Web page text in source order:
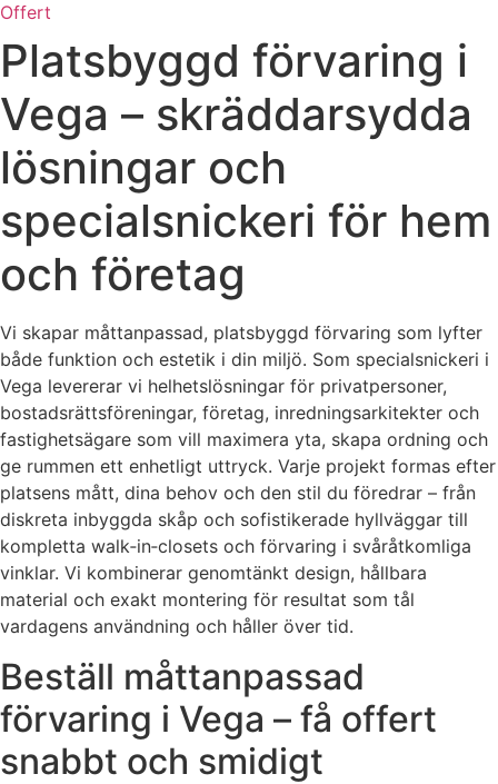
Offert
Platsbyggd förvaring i
Vega – skräddarsydda
lösningar och
specialsnickeri för hem
och företag
Vi skapar måttanpassad, platsbyggd förvaring som lyfter
både funktion och estetik i din miljö. Som specialsnickeri i
Vega levererar vi helhetslösningar för privatpersoner,
bostadsrättsföreningar, företag, inredningsarkitekter och
fastighetsägare som vill maximera yta, skapa ordning och
ge rummen ett enhetligt uttryck. Varje projekt formas efter
platsens mått, dina behov och den stil du föredrar – från
diskreta inbyggda skåp och sofistikerade hyllväggar till
kompletta walk‑in‑closets och förvaring i svåråtkomliga
vinklar. Vi kombinerar genomtänkt design, hållbara
material och exakt montering för resultat som tål
vardagens användning och håller över tid.
Beställ måttanpassad
förvaring i Vega – få offert
snabbt och smidigt